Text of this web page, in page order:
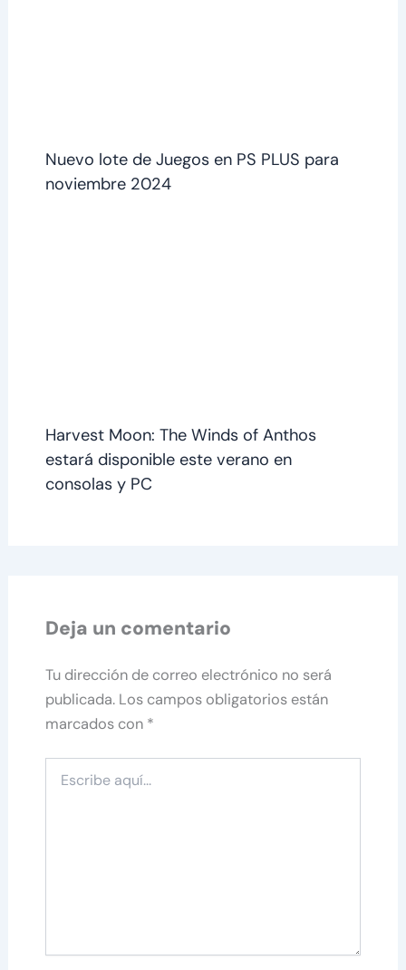
Nuevo lote de Juegos en PS PLUS para
noviembre 2024
Harvest Moon: The Winds of Anthos
estará disponible este verano en
consolas y PC
Deja un comentario
Tu dirección de correo electrónico no será
publicada. Los campos obligatorios están
marcados con *
aquí...